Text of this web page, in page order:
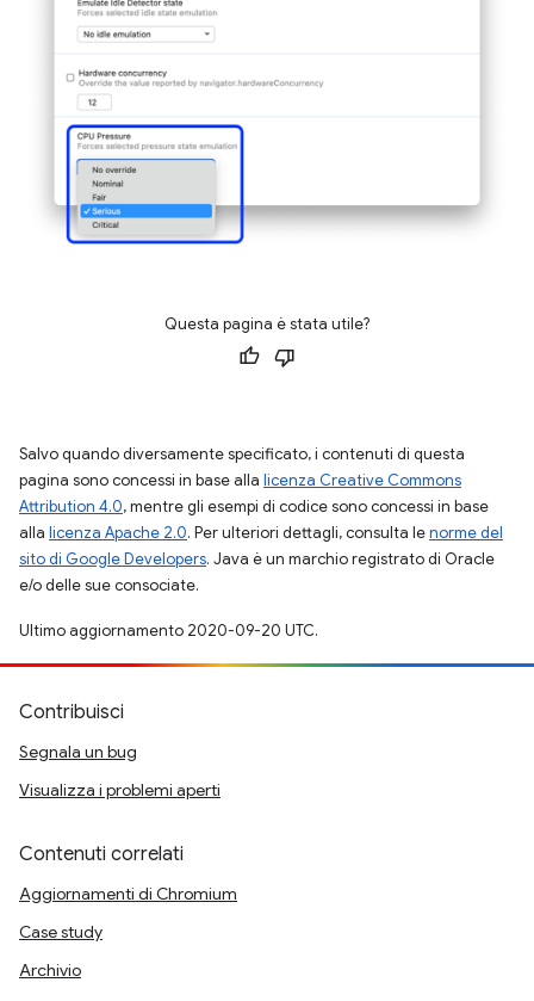
Questa pagina è stata utile?
Salvo quando diversamente specificato, i contenuti di questa
pagina sono concessi in base alla licenza Creative Commons
Attribution 4.0, mentre gli esempi di codice sono concessi in base
alla licenza Apache 2.0. Per ulteriori dettagli, consulta lenorme del
sito di Google Developers. Java è un marchio registrato di Oracle
e/o delle sue consociate.
Ultimo aggiornamento 2020-09-20 UTC.
Contribuisci
Segnala un bug
Visualizza i problemi aperti
Contenuti correlati
Aggiornamenti di Chromium
Case study
Archivio